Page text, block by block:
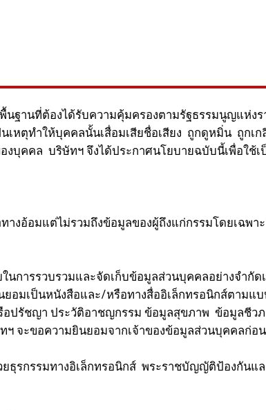
ฐานที่ต้องได้รับความคุ้มครองตามรัฐธรรมนูญแห่ง
หตุทำให้บุคคลนั้นเสื่อมเสียชื่อเสียง ถูกดูหมิ่น ถูกเ
บุคคล บริษัทฯ จึงได้ประกาศนโยบายฉบับนี้เพื่อใช้
อมแต่ไม่รวมถึงข้อมูลของผู้ถึงแก่กรรมโดยเฉพา
รวบรวมและจัดเก็บข้อมูลส่วนบุคคลอย่างจำกัดเ
อมเป็นหนังสือและ/หรือทางสื่ออิเล็กทรอนิกส์ตามแ
อปรัชญา ประวัติอาชญกรรม ข้อมูลสุขภาพ ข้อมูลชีว
จะขอความยินยอมจากเจ้าของข้อมูลส่วนบุคคลก่อน
รมทางอิเล็กทรอนิกส์ พระราชบัญญัติป้องกันและ